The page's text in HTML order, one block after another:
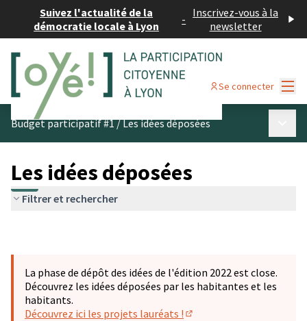
Suivez l'actualité de la
démocratie locale à Lyon
- Inscrivez-vous à la
newsletter
Se connecter
Budget participatif #1/Les idées déposées
Les idées déposées
Filtrer et rechercher
La phase de dépôt des idées de l'édition 2022 est close.
Découvrez les idées déposées par les habitantes et les
habitants.
Découvrez ici les projets lauréats !